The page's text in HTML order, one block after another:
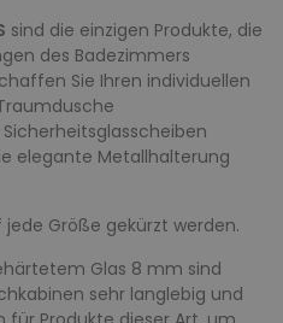
sind die einzigen Produkte, die
des Badezimmers
Sie Ihren individuellen
elegante Metallhalterung
Größe gekürzt werden.
Glas 8 mm sind
sehr langlebig und